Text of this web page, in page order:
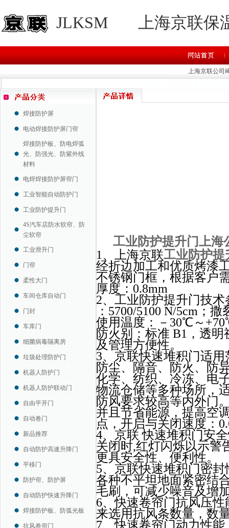
JLKSM 上海京联
上海京联公司
焊接防护屏
电动焊接防护屏门帘
焊接防护板、防电焊弧
光、防强光、防紫外线
材料
电焊焊接防护屏帘门
工业智能自动防护门
工业防护提升门
4S汽车店防水软帘、防
尘软帘
工业滑升门
门帘
柔性大门
车间仓库自动门
门封
车库门
细菌病毒隔离房
垃圾处理防护门
机器人防护门
机器人防护联动门
自由平开门
自动卷门
新品推荐
自动防护高速升降门
平移门
防护帘、防护屏
自动防护快速升降门
焊接防护板、防弧光板
抗风卷帘门
工业防护提升门上海
1、上海京联工业防护提
经折边加工和优质烤漆
不锈钢门框，根据客户
厚度：0.8mm
2、工业防护提升门技
：5700/5100 N/5cm；
使用温度：－30℃～
防火别：标准 B1，透
及管理方便性。
3、京联快速堆积门适
防尘、隔音、防火、防
化学、纺织、冷冻、电
物流仓储等多种场所，
防风要求较高等内外门
并且节省能源，提高空
点，开启与关闭速度：
4、京联 快速堆积门安
关闭时,红灯闪烁以示警
更具安全性、便利性。
5、京联快速堆积门密
各种不平坦地面紧密结
毛刷，可减少噪音及增
6、快速卷帘门抗风压
来选用抗风条数量，数
7、快速卷帘门动力性